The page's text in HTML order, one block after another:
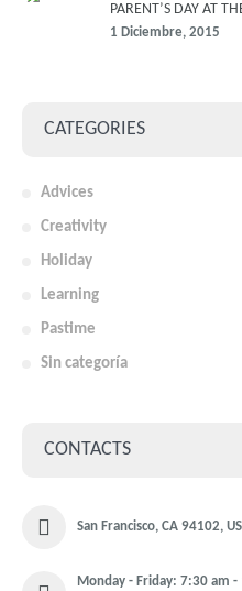
PARENT’S DAY AT
1 Diciembre, 2015
CATEGORIES
Advices
Creativity
Holiday
Learning
Pastime
Sin categoría
CONTACTS
San Francisco, CA 94102,
Monday - Friday: 7:30 am